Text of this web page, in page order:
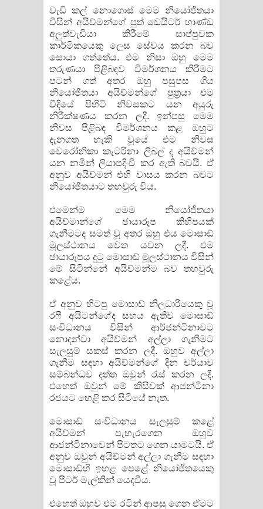
වැඩි කල් නොගොස් මෙම නියෝජිතයා
විසින් අයිච්මන්ගේ පුත් ඩෙයිටර් භාණ්ඩ
අලුත්වැඩියා කිරීමේ සාප්පුවක
කාර්මිකයෙකු ලෙස සේවය කරන බව
සොයා ගත්තේය. එම නිසා ඔහු මෙම
තරුණයා පිළිබඳව විමර්ශනය කිරීමට
පටන් ගත් අතර ඔහු පසුපස ගිය
නියෝජිතයා අයිච්මන්ගේ පුත්‍රයා එම
වීදියේ පිහිටි නිවසකට යන අයුරු
නිරීක්ෂණය කරන ලදී. ඉන්පසු මෙම
නිවස පිළිබඳ විමර්ශනය කළ ඔහුට
දැනගත හැකි වූයේ එම නිවස
වෙරෝනිකා කැටරිනා ලිබල් ද අයිච්මන්
යන නමින් ලියාපදිංචි කර ඇති බවයි. ඒ
අනුව අයිච්මන් එහි වාසය කරන බවට
නියෝජිතයාට තහවුරු විය.
එමෙන්ම මෙම නියෝජිතයා
අයිච්මාන්ගේ ඡායාරූප කිහිපයක්
ගැනීමටද සමත් වූ අතර ඔහු එය මොසාඩ්
මූලස්ථානය වෙත යවන ලදී. එම
ඡායාරූපය දුටු මොසාඩ් මූලස්ථානය විසින්
මේ සිටින්නේ අයිච්මන්ම බව තහවුරු
කළේය.
ඒ අනුව හිටපු මොසාඩ් නිලධාරියෙකු වූ
රෆී අයිටන්ගේද සහය ඇතිව මොසාඩ්
සංවිධානය විසින් ආර්ජන්ටිනාවට
නොදන්වා අයිච්මන් අල්ලා ගැනීමට
සැලසුම් සකස් කරන ලදී. ඔහුව අල්ලා
ගැනීම සඳහා අයිච්මන්ගේ දින චර්යාව
සම්බන්ධව දත්ත ඔවුන් රැස් කරන ලදී.
එහෙත් ඔවුන් මේ කිසිවක් ආජන්ටිනා
රජයට හෙළි කර සිටියේ නැත.
මොසාඩ් සංවිධානය සැලසුම් කළේ
අයිච්මන් පැහැරගෙන ඔහුව
ආජන්ටිනාවෙන් පිටතට ගෙන යාමටයි. ඒ
අනුව ඔවුන් අයිච්මන් අල්ලා ගැනීම සඳහා
මොසාඩ්හි ඉහළ පෙළේ නියෝජිතයෙකු
වූ පීටර් මැල්කින් යෙදවීය.
එහෙත් ඔහුව එම රටින් ආපසු ගෙන ඒමට